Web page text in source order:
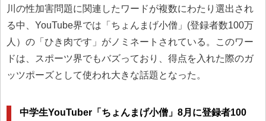
川の性加害問題に関連したワードが複数にわたり選出され
る中、YouTube界では「ちょんまげ小僧」(登録者数100万
人）の「ひき肉です」がノミネートされている。このワー
ドは、スポーツ界でもバズっており、得点を入れた際のガ
ッツポーズとして使われ大きな話題となった。
中学生YouTuber「ちょんまげ小僧」8月に登録者100